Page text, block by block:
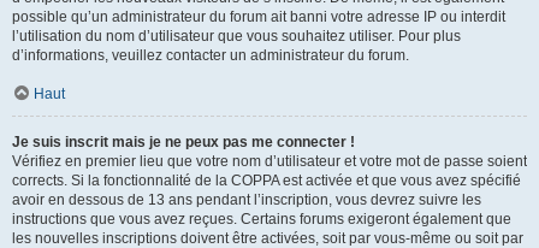
possible qu’un administrateur du forum ait banni votre adresse IP ou interdit
l’utilisation du nom d’utilisateur que vous souhaitez utiliser. Pour plus
d’informations, veuillez contacter un administrateur du forum.
Haut
Je suis inscrit mais je ne peux pas me connecter !
Vérifiez en premier lieu que votre nom d’utilisateur et votre mot de passe soient
corrects. Si la fonctionnalité de la COPPA est activée et que vous avez spécifié
avoir en dessous de 13 ans pendant l’inscription, vous devrez suivre les
instructions que vous avez reçues. Certains forums exigeront également que
les nouvelles inscriptions doivent être activées, soit par vous-même ou soit par